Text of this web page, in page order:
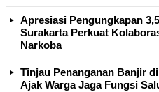
Apresiasi Pengungkapan
Surakarta Perkuat
Narkoba
Tinjau Penanganan Banjir
Ajak Warga Jaga Fungsi